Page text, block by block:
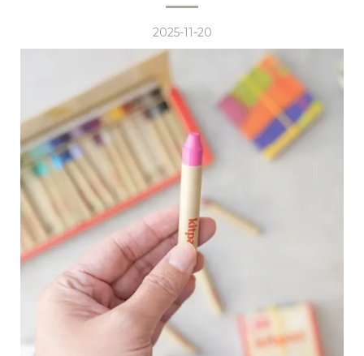
2025-11-20